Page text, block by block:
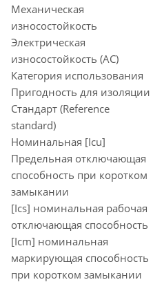
Механическая
износостойкость
Электрическая
износостойкость (AC)
Категория использования
Пригодность для изоляции
Стандарт (Reference
standard)
Номинальная [Icu]
Предельная отключающая
способность при коротком
замыкании
[Ics] номинальная рабочая
отключающая способность
[Icm] номинальная
маркирующая способность
при коротком замыкании